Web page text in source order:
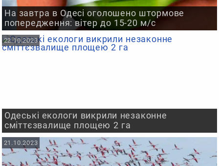
На завтра в Одесі оголошено штормове
попередження: вітер до 15-20 м/с
Одеські екологи викрили незаконне
сміттєзвалище площею 2 га
22.10.2023
21.10.2023